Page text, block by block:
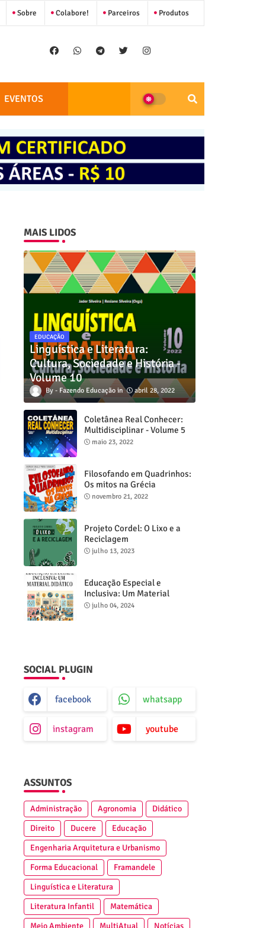
Sobre Colabore! Parceiros Produtos
EVENTOS
MAIS LIDOS
EDUCAÇÃO
Linguística e Literatura:
Cultura, Sociedade e História -
Volume 10
Fazendo Educação abril 28, 2022
Coletânea Real Conhecer:
Multidisciplinar - Volume 5
maio 23, 2022
Filosofando em Quadrinhos:
Os mitos na Grécia
novembro 21, 2022
Projeto Cordel: O Lixo e a
Reciclagem
julho 13, 2023
Educação Especial e
Inclusiva: Um Material
Didático
julho 04, 2024
SOCIAL PLUGIN
facebook whatsapp
instagram youtube
ASSUNTOS
Administração Agronomia
Didático
Direito
Ducere
Educação
Engenharia Arquitetura e Urbanismo
Forma Educacional
Framandele
Linguística e Literatura
Literatura Infantil
Matemática